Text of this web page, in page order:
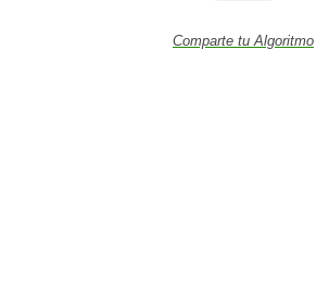
Comparte tu Algoritmo